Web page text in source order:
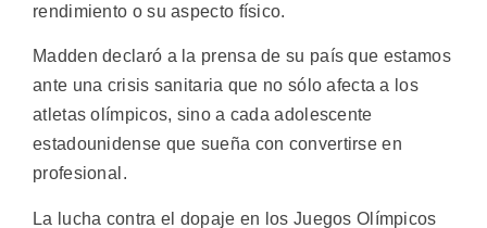
rendimiento o su aspecto físico.
Madden declaró a la prensa de su país que estamos
ante una crisis sanitaria que no sólo afecta a los
atletas olímpicos, sino a cada adolescente
estadounidense que sueña con convertirse en
profesional.
La lucha contra el dopaje en los Juegos Olímpicos